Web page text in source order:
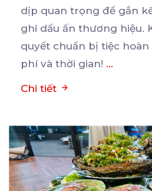
dịp quan trọng để gắn
ghi dấu ấn thương hiệu.
quyết chuẩn bị tiệc hoàn
phí và thời gian! ...
Chi tiết